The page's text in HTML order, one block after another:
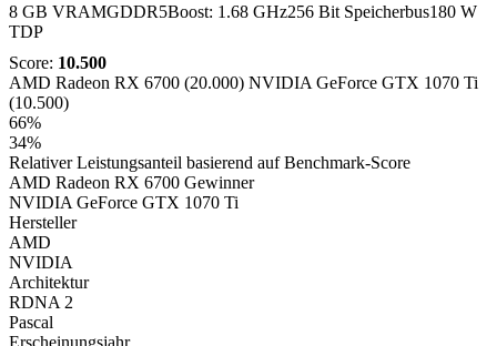
8 GB VRAMGDDR5Boost: 1.68 GHz256 Bit Speicherbus180 W
TDP
Score: 10.500
AMD Radeon RX 6700 (20.000) NVIDIA GeForce GTX 1070 Ti
(10.500)
66%
34%
Relativer Leistungsanteil basierend auf Benchmark-Score
AMD Radeon RX 6700 Gewinner
NVIDIA GeForce GTX 1070 Ti
Hersteller
AMD
NVIDIA
Architektur
RDNA 2
Pascal
Erscheinungsjahr